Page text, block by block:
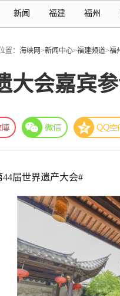
新闻 福建 福州
置： 海峡网>新闻中心>福建频道>福
大会嘉宾
44届世界遗产大会#